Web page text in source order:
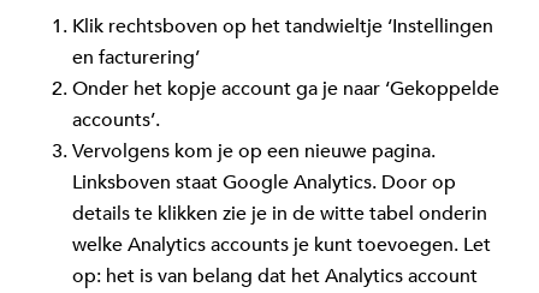
Klik rechtsboven op het tandwieltje ‘Instellingen
en facturering’
Onder het kopje account ga je naar ‘Gekoppelde
accounts’.
Vervolgens kom je op een nieuwe pagina.
Linksboven staat Google Analytics. Door op
details te klikken zie je in de witte tabel onderin
welke Analytics accounts je kunt toevoegen. Let
op: het is van belang dat het Analytics account